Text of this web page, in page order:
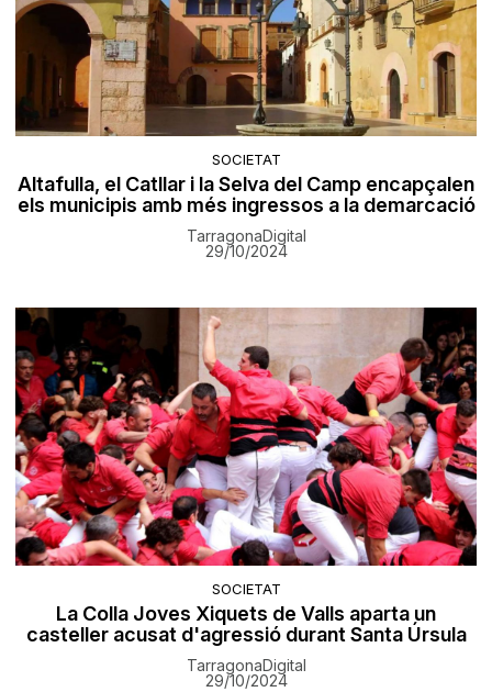
SOCIETAT
Altafulla, el Catllar i la Selva del Camp encapçalen
els municipis amb més ingressos a la demarcació
TarragonaDigital
29/10/2024
SOCIETAT
La Colla Joves Xiquets de Valls aparta un
casteller acusat d'agressió durant Santa Úrsula
TarragonaDigital
29/10/2024